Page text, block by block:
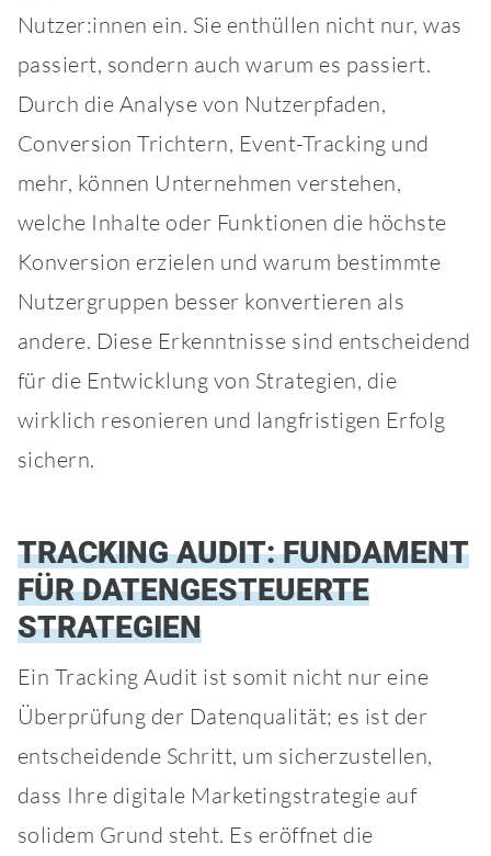
Nutzer:innen ein. Sie enthüllen nicht nur, was
passiert, sondern auch warum es passiert.
Durch die Analyse von Nutzerpfaden,
Conversion Trichtern, Event-Tracking und
mehr, können Unternehmen verstehen,
welche Inhalte oder Funktionen die höchste
Konversion erzielen und warum bestimmte
Nutzergruppen besser konvertieren als
andere. Diese Erkenntnisse sind entscheidend
für die Entwicklung von Strategien, die
wirklich resonieren und langfristigen Erfolg
sichern.
TRACKING AUDIT: FUNDAMENT
FÜR DATENGESTEUERTE
STRATEGIEN
Ein Tracking Audit ist somit nicht nur eine
Überprüfung der Datenqualität; es ist der
entscheidende Schritt, um sicherzustellen,
dass Ihre digitale Marketingstrategie auf
solidem Grund steht. Es eröffnet die